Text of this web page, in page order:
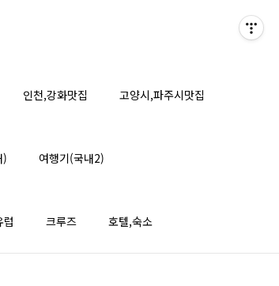
인천,강화맛집 고양시,파주시맛집
) 여행기(국내2)
크루즈 호텔,숙소